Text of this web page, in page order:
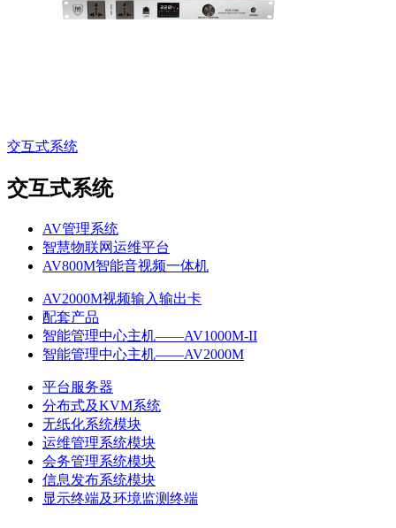
交互式系统
交互式系统
AV管理系统
智慧物联网运维平台
AV800M智能音视频一体机
AV2000M视频输入输出卡
配套产品
智能管理中心主机——AV1000M-II
智能管理中心主机——AV2000M
平台服务器
分布式及KVM系统
无纸化系统模块
运维管理系统模块
会务管理系统模块
信息发布系统模块
显示终端及环境监测终端